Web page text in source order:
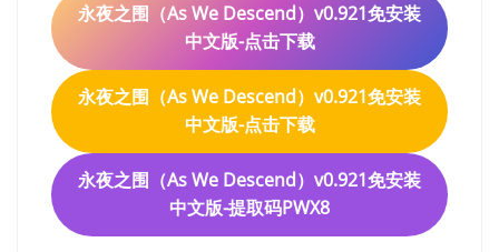
永夜之围（As We Descend）v0.921免安装
中文版-点击下载
永夜之围（As We Descend）v0.921免安装
中文版-点击下载
永夜之围（As We Descend）v0.921免安装
中文版-提取码PWX8